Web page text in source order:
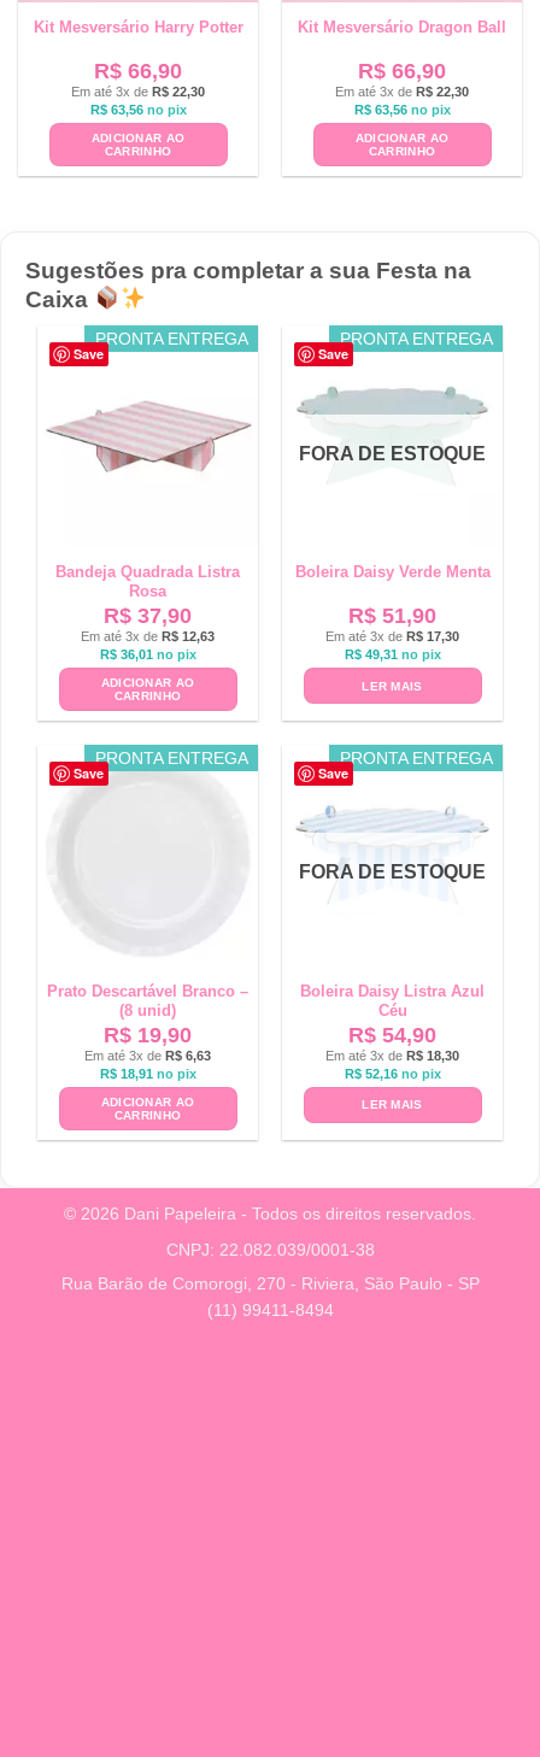
Kit Mesversário Harry Potter
R$ 66,90
Em até 3x de R$ 22,30
R$63,56 no pix
ADICIONAR AO
CARRINHO
Kit Mesversário Dragon Ball
R$ 66,90
Em até 3x de R$ 22,30
R$63,56 no pix
ADICIONAR AO
CARRINHO
Sugestões pra completar a sua Festa na
Caixa
Save
PRONTA ENTREGA
Bandeja Quadrada Listra
Rosa
R$ 37,90
Em até 3x de R$ 12,63
R$36,01 no pix
ADICIONAR AO
CARRINHO
Save
PRONTA ENTREGA
FORA DE ESTOQUE
Boleira Daisy Verde Menta
R$ 51,90
Em até 3x de R$ 17,30
R$49,31 no pix
LER MAIS
Save
PRONTA ENTREGA
Prato Descartável Branco –
(8 unid)
R$ 19,90
Em até 3x de R$ 6,63
R$18,91 no pix
ADICIONAR AO
CARRINHO
Save
PRONTA ENTREGA
FORA DE ESTOQUE
Boleira Daisy Listra Azul
Céu
R$ 54,90
Em até 3x de R$ 18,30
R$52,16 no pix
LER MAIS
© 2026 Dani Papeleira - Todos os direitos reservados.
CNPJ: 22.082.039/0001-38
Rua Barão de Comorogi, 270 - Riviera, São Paulo - SP
(11) 99411-8494